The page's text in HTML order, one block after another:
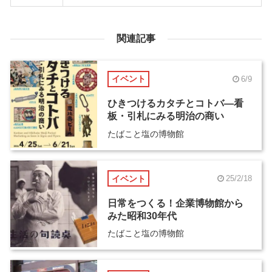
関連記事
イベント 6/9
ひきつけるカタチとコトバ―看
板・引札にみる明治の商い
たばこと塩の博物館
イベント 25/2/18
日常をつくる！企業博物館から
みた昭和30年代
たばこと塩の博物館